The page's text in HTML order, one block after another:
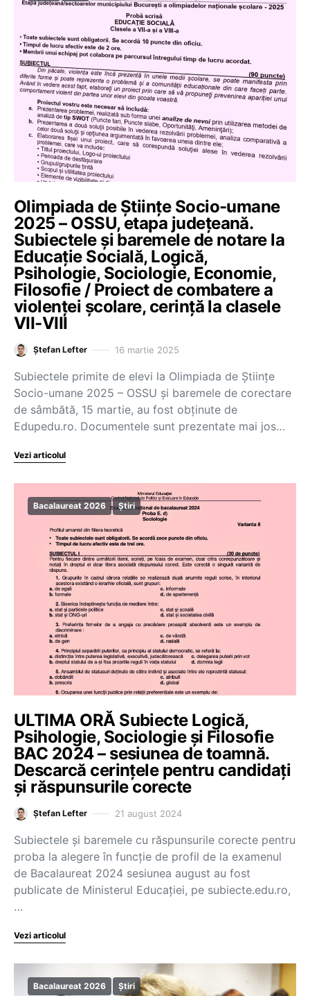
Olimpiada de Științe Socio-umane
2025 – OSSU, etapa județeană.
Subiectele și baremele de notare la
Educație Socială, Logică,
Psihologie, Sociologie, Economie,
Filosofie / Proiect de combatere a
violenței școlare, cerință la clasele
VII-VIII
Ștefan Lefter 16 martie 2025
Subiectele primite de elevi la Olimpiada de Științe
Socio-umane 2025 – OSSU și baremele de corectare
de sâmbătă, 15 martie, au fost obținute de
Edupedu.ro. Documentele sunt prezentate mai jos…
Vezi articolul
Bacalaureat 2026 Știri
ULTIMA ORĂ Subiecte Logică,
Psihologie, Sociologie și Filosofie
BAC 2024 – sesiunea de toamnă.
Descarcă cerințele pentru candidați
și răspunsurile corecte
Ștefan Lefter 21 august 2024
Subiectele și baremele cu răspunsurile corecte pentru
proba la alegere în funcție de profil de la examenul
de Bacalaureat 2024 sesiunea august au fost
publicate de Ministerul Educației, pe subiecte.edu.ro,
…
Vezi articolul
Bacalaureat 2026 Știri